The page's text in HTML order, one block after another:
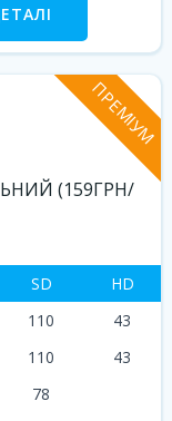
ПРЕМІУМ
(159ГРН/
SD
HD
110
43
110
43
78